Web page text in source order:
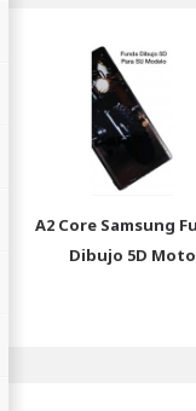
A2 Core Samsung
Dibujo 5D Moto